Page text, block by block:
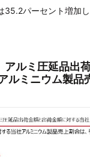
35.2パーセント増加し
アルミ圧延品出
ルミニウム製品